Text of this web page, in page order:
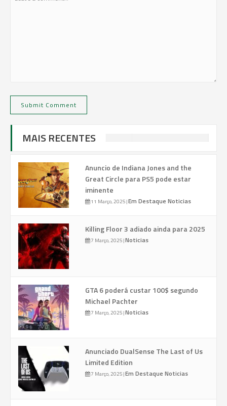
MAIS RECENTES
Anuncio de Indiana Jones and the
Great Circle para PS5 pode estar
iminente
11 Março, 2025|Em Destaque Noticias
Killing Floor 3 adiado ainda para 2025
7 Março, 2025|Noticias
GTA 6 poderá custar 100$ segundo
Michael Pachter
7 Março, 2025|Noticias
Anunciado DualSense The Last of Us
Limited Edition
7 Março, 2025|Em Destaque Noticias